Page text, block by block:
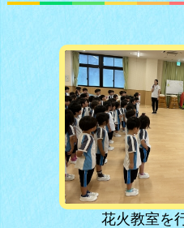
花火教室を